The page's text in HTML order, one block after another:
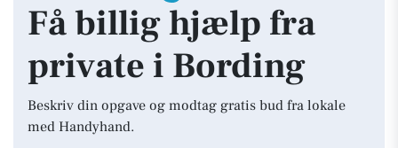
Få billig hjælp fra
private i Bording
Beskriv din opgave og modtag gratis bud fra lokale
med Handyhand.